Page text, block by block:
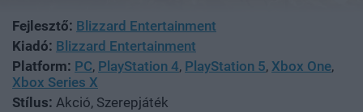
Fejlesztő: Blizzard Entertainment
Kiadó: Blizzard Entertainment
Platform: PC, PlayStation 4, PlayStation 5, Xbox One,
Xbox Series X
Stílus: Akció, Szerepjáték